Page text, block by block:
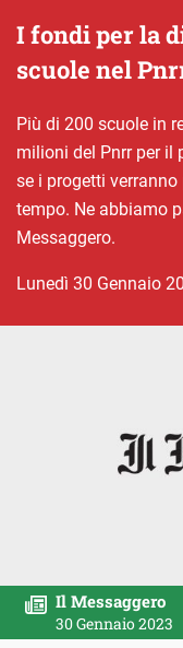
I fondi per la
scuole nel
Più di 200 scuole in
milioni del Pnrr per il
se i progetti
tempo. Ne abbiamo
Messaggero.
lunedì 30 Gennaio
Il Messaggero
30 Gennaio 2023